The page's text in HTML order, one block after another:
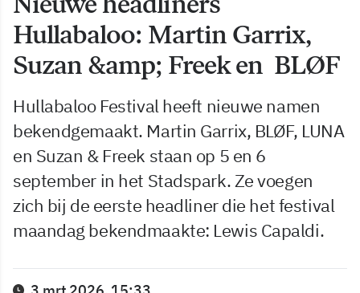
Hullabaloo: Martin Garrix,
Suzan &amp; Freek en BLØF
Hullabaloo Festival heeft nieuwe namen
bekendgemaakt. Martin Garrix, BLØF, LUNA
en Suzan & Freek staan op 5 en 6
september in het Stadspark. Ze voegen
zich bij de eerste headliner die het festival
maandag bekendmaakte: Lewis Capaldi.